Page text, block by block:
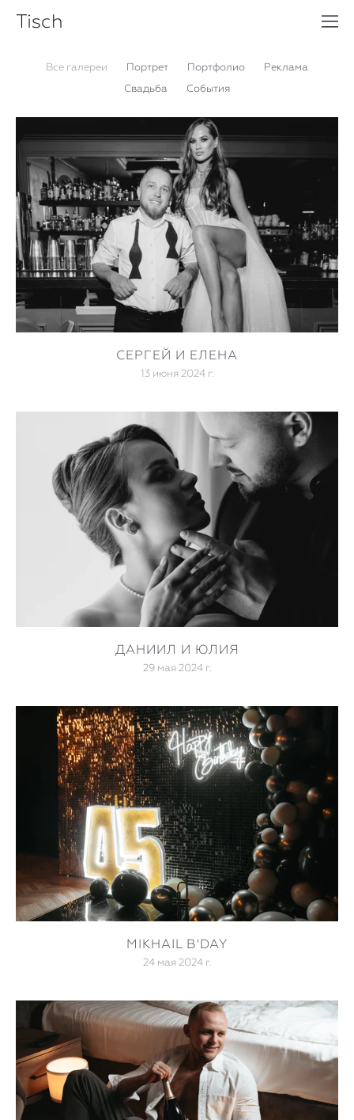
Tisch
Все галереи Портрет Портфолио
Реклама
Свадьба
События
СЕРГЕЙ И ЕЛЕНА
13 июня 2024 г.
ДАНИИЛ И ЮЛИЯ
29 мая 2024 г.
MIKHAIL B'DAY
24 мая 2024 г.